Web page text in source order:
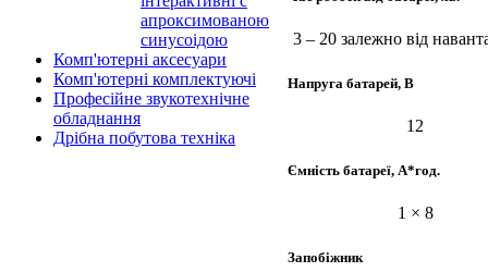
апроксимованою
синусоідою
Комп'ютерні аксесуари
Комп'ютерні комплектуючі
Професійне звукотехнічне
обладнання
Дрібна побутова техніка
3 – 20 залежно від
Напруга батарей, В
12
Ємність батареї, А*год.
1 × 8
Запобіжник